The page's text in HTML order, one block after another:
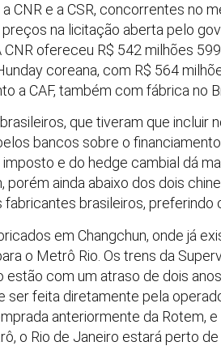
CNR e a CSR, concorrentes no
na licitação aberta pelo
ofereceu R$ 542 milhões
coreana, com R$ 564
a CAF, também com fábrica no
que tiveram que incluir
bancos sobre o
e do hedge cambial dá
ainda abaixo dos dois
brasileiros, preferindo
em Changchun, onde já
o Metrô Rio. Os trens da
com um atraso de dois
ser feita diretamente pela
anteriormente da Rotem,
o Rio de Janeiro estará perto